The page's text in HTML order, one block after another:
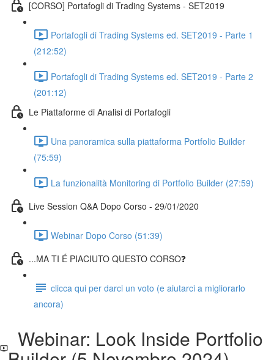
[CORSO] Portafogli di Trading Systems - SET2019
Portafogli di Trading Systems ed. SET2019 - Parte 1
(212:52)
Portafogli di Trading Systems ed. SET2019 - Parte 2
(201:12)
Le Piattaforme di Analisi di Portafogli
Una panoramica sulla piattaforma Portfolio Builder
(75:59)
La funzionalità Monitoring di Portfolio Builder (27:59)
Live Session Q&A Dopo Corso - 29/01/2020
Webinar Dopo Corso (51:39)
...MA TI É PIACIUTO QUESTO CORSO❓
clicca qui per darci un voto (e aiutarci a migliorarlo
ancora)
Webinar: Look Inside Portfolio